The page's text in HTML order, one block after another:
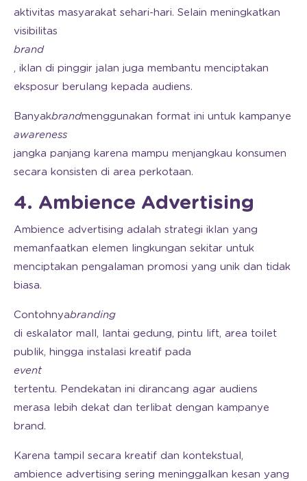
aktivitas masyarakat sehari-hari. Selain meningkatkan
visibilitas
brand
, iklan di pinggir jalan juga membantu menciptakan
eksposur berulang kepada audiens.
Banyakbrandmenggunakan format ini untuk kampanye
awareness
jangka panjang karena mampu menjangkau konsumen
secara konsisten di area perkotaan.
4. Ambience Advertising
Ambience advertising adalah strategi iklan yang
memanfaatkan elemen lingkungan sekitar untuk
menciptakan pengalaman promosi yang unik dan tidak
biasa.
Contohnyabranding
di eskalator mall, lantai gedung, pintu lift, area toilet
publik, hingga instalasi kreatif pada
event
tertentu. Pendekatan ini dirancang agar audiens
merasa lebih dekat dan terlibat dengan kampanye
brand.
Karena tampil secara kreatif dan kontekstual,
ambience advertising sering meninggalkan kesan yang